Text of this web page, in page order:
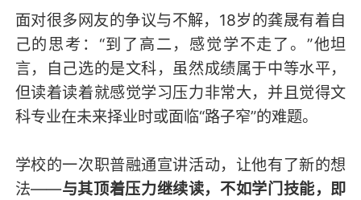
面对很多网友的争议与不解，18岁的龚晟有着自
己的思考：“到了高二，感觉学不走了。”他坦
言，自己选的是文科，虽然成绩属于中等水平，
但读着读着就感觉学习压力非常大，并且觉得文
科专业在未来择业时或面临“路子窄”的难题。
学校的一次职普融通宣讲活动，让他有了新的想
法——与其顶着压力继续读，不如学门技能，即